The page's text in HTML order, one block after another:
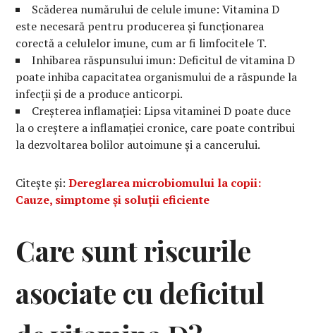
Scăderea numărului de celule imune: Vitamina D
este necesară pentru producerea și funcționarea
corectă a celulelor imune, cum ar fi limfocitele T.
Inhibarea răspunsului imun: Deficitul de vitamina D
poate inhiba capacitatea organismului de a răspunde la
infecții și de a produce anticorpi.
Creșterea inflamației: Lipsa vitaminei D poate duce
la o creștere a inflamației cronice, care poate contribui
la dezvoltarea bolilor autoimune și a cancerului.
Citește și:Dereglarea microbiomului la copii:
Cauze, simptome și soluții eficiente
Care sunt riscurile
asociate cu deficitul